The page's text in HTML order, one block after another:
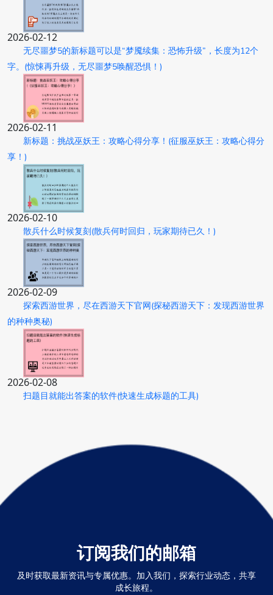
2026-02-12
无尽噩梦5的新标题可以是“梦魇续集：恐怖升级”，长度为12个
字。(惊悚再升级，无尽噩梦5唤醒恐惧！)
2026-02-11
新标题：挑战巫妖王：攻略心得分享！(征服巫妖王：攻略心得分
享！)
2026-02-10
散兵什么时候复刻(散兵何时回归，玩家期待已久！)
2026-02-09
探索西游世界，尽在西游天下官网(探秘西游天下：发现西游世界
的种种奥秘)
2026-02-08
扫题目就能出答案的软件(快速生成标题的工具)
订阅我们的邮箱
及时获取最新资讯与专属优惠。加入我们，探索行业动态，共享
成长旅程。